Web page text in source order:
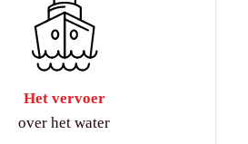
Het vervoer
over het water